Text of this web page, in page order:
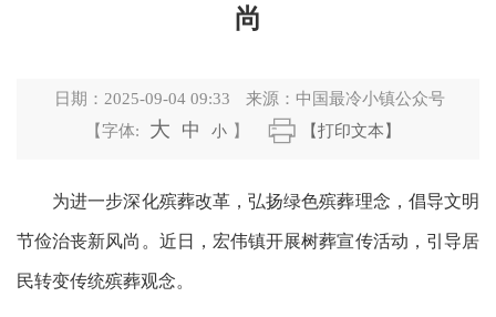
尚
日期： 2025-09-04 09:33 来源： 中国最冷小镇公众号
【字体:
大 中 小 】 【打印文本】
为进一步深化殡葬改革，弘扬绿色殡葬理念，倡导文明
节俭治丧新风尚。近日，宏伟镇开展树葬宣传活动，引导居
民转变传统殡葬观念。